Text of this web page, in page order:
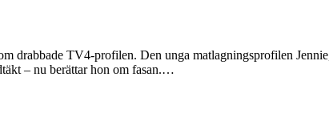
drabbade TV4-profilen. Den unga matlagningsprofilen
– nu berättar hon om fasan.…